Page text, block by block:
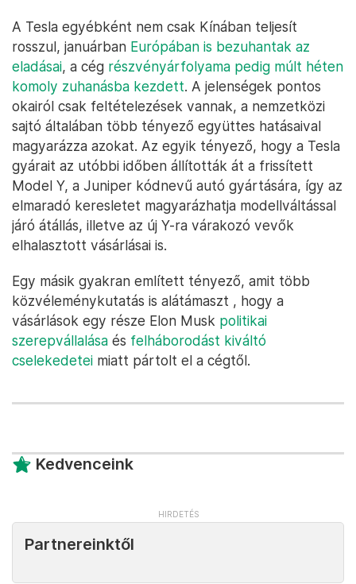
A Tesla egyébként nem csak Kínában teljesít
rosszul, januárban Európában is bezuhantak az
eladásai, a cég részvényárfolyama pedig múlt héten
komoly zuhanásba kezdett. A jelenségek pontos
okairól csak feltételezések vannak, a nemzetközi
sajtó általában több tényező együttes hatásaival
magyarázza azokat. Az egyik tényező, hogy a Tesla
gyárait az utóbbi időben állították át a frissített
Model Y, a Juniper kódnevű autó gyártására, így az
elmaradó keresletet magyarázhatja modellváltással
járó átállás, illetve az új Y-ra várakozó vevők
elhalasztott vásárlásai is.
Egy másik gyakran említett tényező, amit több
közvéleménykutatás is alátámaszt , hogy a
vásárlások egy része Elon Musk politikai
szerepvállalása és felháborodást kiváltó
cselekedetei miatt pártolt el a cégtől.
Kedvenceink
Partnereinktől